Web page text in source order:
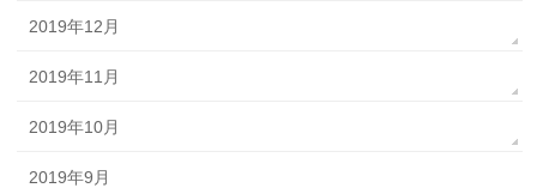
2019年12月
2019年11月
2019年10月
2019年9月